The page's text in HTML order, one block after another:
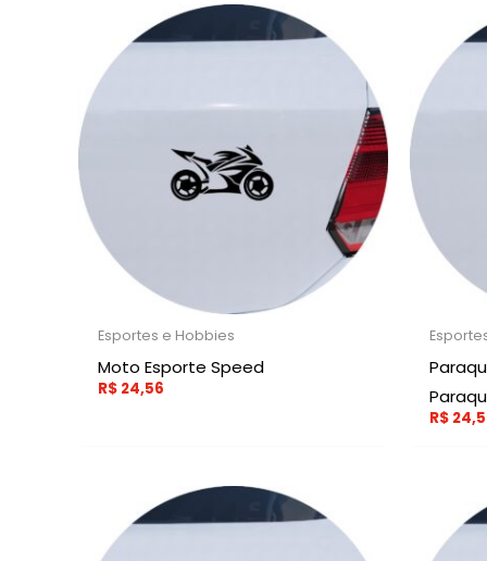
Esportes e Hobbies
Moto Esporte Speed
R$ 24,56
R$